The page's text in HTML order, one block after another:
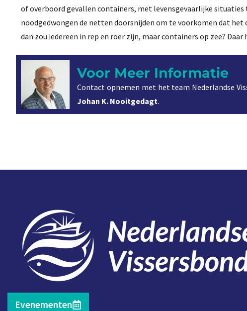
of overboord gevallen containers, met levensgevaarlijke
noodgedwongen de netten doorsnijden om te voorkomen dat
dan zou iedereen in rep en roer zijn, maar containers op zee? Daar
Voor Meer Informatie
Contact opnemen met het team Nederlandse
Johan K. Nooitgedagt.
Contact
Evenementen